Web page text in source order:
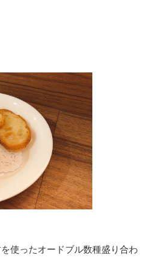
使ったオードブル数種盛り合わ